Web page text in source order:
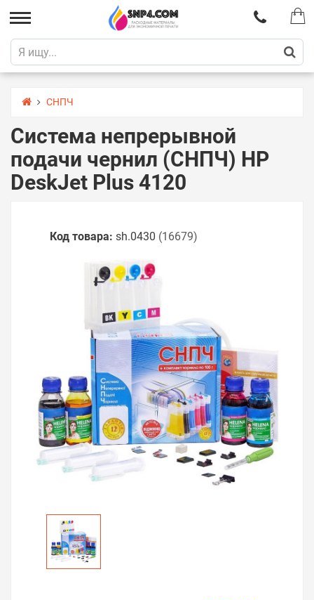
СНПЧ
Система непрерывной
подачи чернил (СНПЧ) HP
DeskJet Plus 4120
Код товара: sh.0430 (16679)